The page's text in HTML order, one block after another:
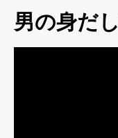
男の身だ